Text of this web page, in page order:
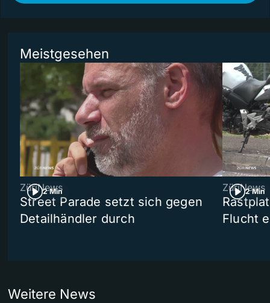
Meistgesehen
2 Min
ZüriNews
Street Parade setzt sich gegen
Detailhändler durch
2 Min
ZüriNews
Flucht
Weitere News